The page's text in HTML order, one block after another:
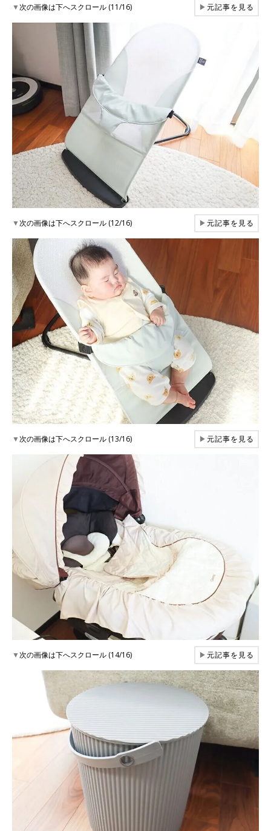
▼次の画像は下へスクロール (11/16) ▶元記事を見る
▼次の画像は下へスクロール (12/16) ▶元記事を見る
▼次の画像は下へスクロール (13/16) ▶元記事を見る
▼次の画像は下へスクロール (14/16) ▶元記事を見る